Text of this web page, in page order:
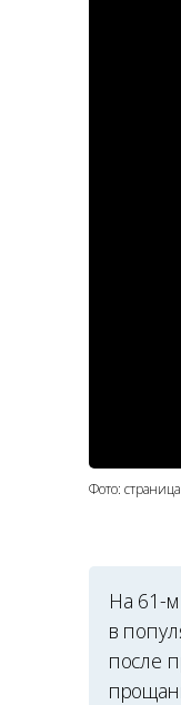
Фото:
На 61-
в
после